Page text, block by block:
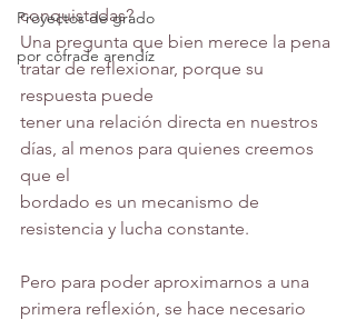
Proyectos de grado
por cófrade arendíz
conquistadas?
Una pregunta que bien merece la pena
tratar de reflexionar, porque su
respuesta puede
tener una relación directa en nuestros
días, al menos para quienes creemos
que el
bordado es un mecanismo de
resistencia y lucha constante.
Pero para poder aproximarnos a una
primera reflexión, se hace necesario